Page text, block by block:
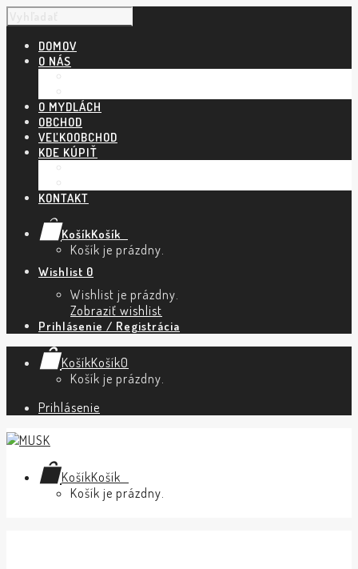
DOMOV
O NÁS
O MYDLÁCH
OBCHOD
VEĽKOOBCHOD
KDE KÚPIŤ
KONTAKT
KošíkKošík
Košík je prázdny.
Wishlist 0
Wishlist je prázdny.
Zobraziť wishlist
Prihlásenie / Registrácia
KošíkKošík0
Košík je prázdny.
Prihlásenie
KošíkKošík
Košík je prázdny.